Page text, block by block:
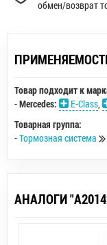
обмен/возврат
Товар подходит к
-Mercedes: E-Class,
Товарная группа:
-Тормозная система
АНАЛОГИ